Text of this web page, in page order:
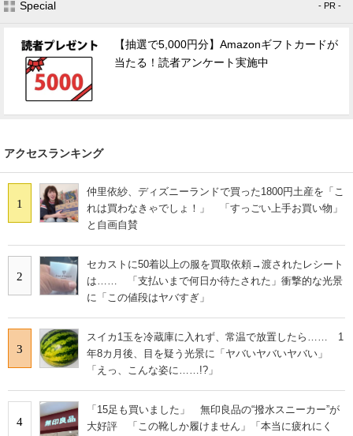
Special - PR -
【抽選で5,000円分】Amazonギフトカードが
当たる！読者アンケート実施中
アクセスランキング
1
仲里依紗、ディズニーランドで買った1800円土産を「こ
れは買わなきゃでしょ！」 「すっごい上手お買い物」
と自画自賛
2
セカストに50着以上の服を買取依頼→渡されたレシート
は…… 「支払いまで何日か待たされた」衝撃的な光景
に「この値段はヤバすぎ」
3
スイカ1玉を冷蔵庫に入れず、常温で放置したら…… 1
年8カ月後、目を疑う光景に「ヤバいヤバいヤバい」
「えっ、こんな姿に……!?」
4
「15足も買いました」 無印良品の“撥水スニーカー”が
大好評 「この靴しか履けません」「本当に疲れにく